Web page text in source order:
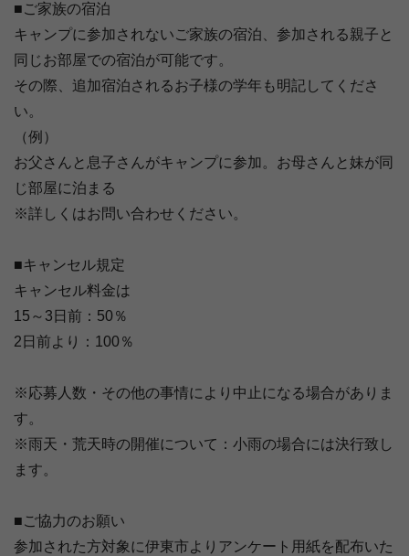
■ご家族の宿泊
キャンプに参加されないご家族の宿泊、参加される親子と
同じお部屋での宿泊が可能です。
その際、追加宿泊されるお子様の学年も明記してくださ
い。
（例）
お父さんと息子さんがキャンプに参加。お母さんと妹が同
じ部屋に泊まる
※詳しくはお問い合わせください。
■キャンセル規定
キャンセル料金は
15～3日前：50％
2日前より：100％
※応募人数・その他の事情により中止になる場合がありま
す。
※雨天・荒天時の開催について：小雨の場合には決行致し
ます。
■ご協力のお願い
参加された方対象に伊東市よりアンケート用紙を配布いた